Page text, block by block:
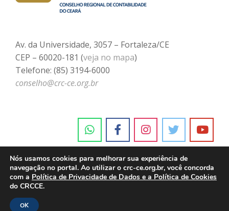
Av. da Universidade, 3057 – Fortaleza/CE
CEP – 60020-181 (veja no mapa)
Telefone: (85) 3194-6000
conselho@crc-ce.org.br
Nós usamos cookies para melhorar sua experiência de
navegação no portal. Ao utilizar o crc-ce.org.br, você concorda
com a Política de Privacidade de Dados e a Política de Cookies
do CRCCE.
OK